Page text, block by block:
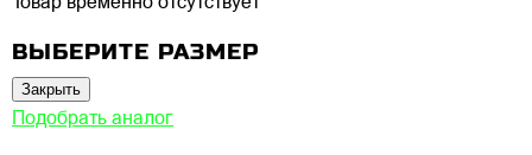
ВЫБЕРИТЕ РАЗМЕР
Закрыть
Подобрать аналог